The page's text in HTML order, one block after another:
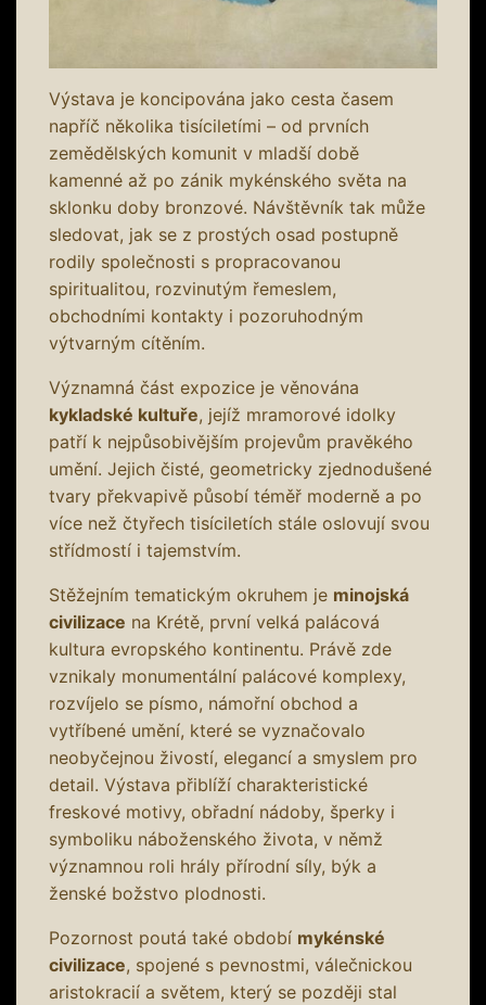
Výstava je koncipována jako cesta časem
napříč několika tisíciletími – od prvních
zemědělských komunit v mladší době
kamenné až po zánik mykénského světa na
sklonku doby bronzové. Návštěvník tak může
sledovat, jak se z prostých osad postupně
rodily společnosti s propracovanou
spiritualitou, rozvinutým řemeslem,
obchodními kontakty i pozoruhodným
výtvarným cítěním.
Významná část expozice je věnována
kykladské kultuře, jejíž mramorové idolky
patří k nejpůsobivějším projevům pravěkého
umění. Jejich čisté, geometricky zjednodušené
tvary překvapivě působí téměř moderně a po
více než čtyřech tisíciletích stále oslovují svou
střídmostí i tajemstvím.
Stěžejním tematickým okruhem je minojská
civilizace na Krétě, první velká palácová
kultura evropského kontinentu. Právě zde
vznikaly monumentální palácové komplexy,
rozvíjelo se písmo, námořní obchod a
vytříbené umění, které se vyznačovalo
neobyčejnou živostí, elegancí a smyslem pro
detail. Výstava přiblíží charakteristické
freskové motivy, obřadní nádoby, šperky i
symboliku náboženského života, v němž
významnou roli hrály přírodní síly, býk a
ženské božstvo plodnosti.
Pozornost poutá také období mykénské
civilizace, spojené s pevnostmi, válečnickou
aristokracií a světem, který se později stal